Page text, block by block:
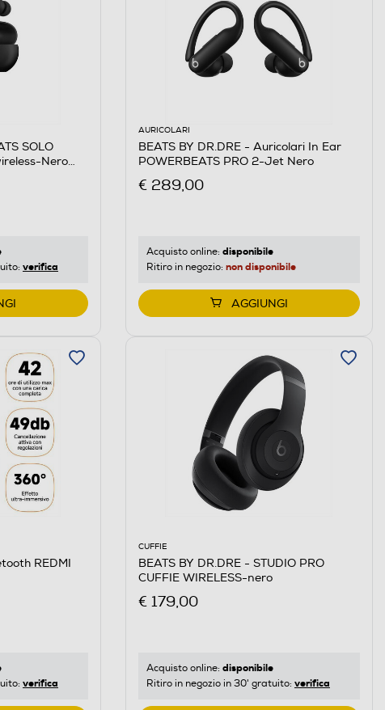
SOLO
Nero
verifica
AURICOLARI
BEATS BY DR.DRE - Auricolari In Ear
POWERBEATS PRO 2-Jet Nero
€ 289,00
Acquisto online: disponibile
Ritiro in negozio: non disponibile
AGGIUNGI
REDMI
verifica
CUFFIE
BEATS BY DR.DRE - STUDIO PRO
CUFFIE WIRELESS-nero
€ 179,00
Acquisto online: disponibile
Ritiro in negozio in 30' gratuito: verifica